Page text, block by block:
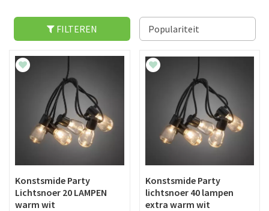
FILTEREN
Konstsmide Party
Lichtsnoer 20 LAMPEN
warm wit
Konstsmide Party
lichtsnoer 40 lampen
extra warm wit